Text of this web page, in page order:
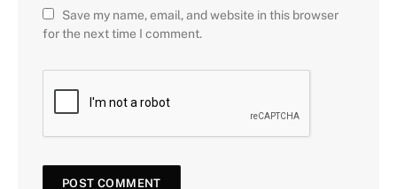
Save my name, email, and website in this browser
for the next time I comment.